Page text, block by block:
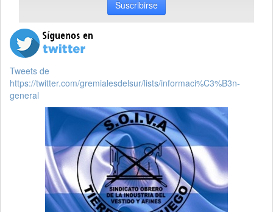
Suscribirse
Tweets de
https://twitter.com/gremialesdelsur/lists/informaci%C3%B3n-
general